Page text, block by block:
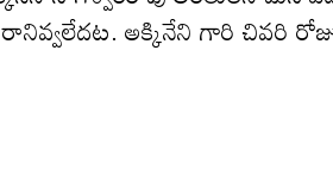
అక్కినేని గారి చివరి